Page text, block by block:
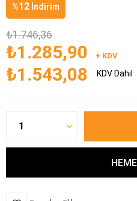
%12 İndirim
₺1.746,36
₺1.285,90 + KDV
KDV Dahil
₺1.543,08